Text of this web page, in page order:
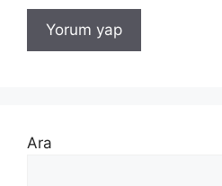
Ara